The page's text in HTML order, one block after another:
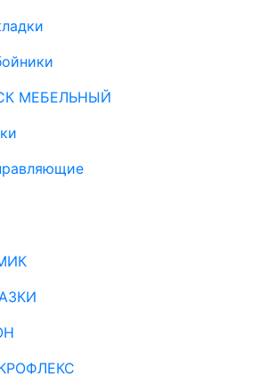
МЕБЕЛЬНЫЙ